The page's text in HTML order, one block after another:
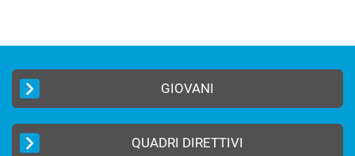
GIOVANI
QUADRI DIRETTIVI